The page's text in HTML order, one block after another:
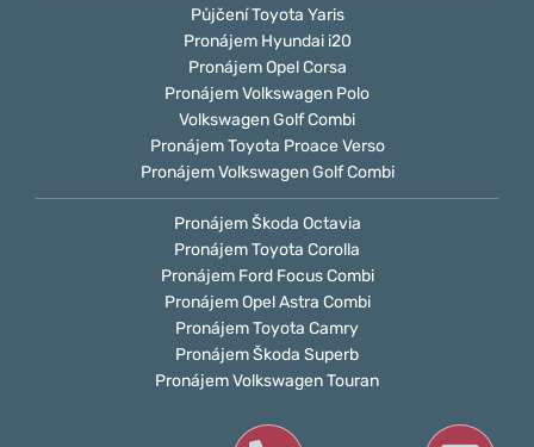
Půjčení Toyota Yaris
Pronájem Hyundai i20
Pronájem Opel Corsa
Pronájem Volkswagen Polo
Volkswagen Golf Combi
Pronájem Toyota Proace Verso
Pronájem Volkswagen Golf Combi
Pronájem Škoda Octavia
Pronájem Toyota Corolla
Pronájem Ford Focus Combi
Pronájem Opel Astra Combi
Pronájem Toyota Camry
Pronájem Škoda Superb
Pronájem Volkswagen Touran